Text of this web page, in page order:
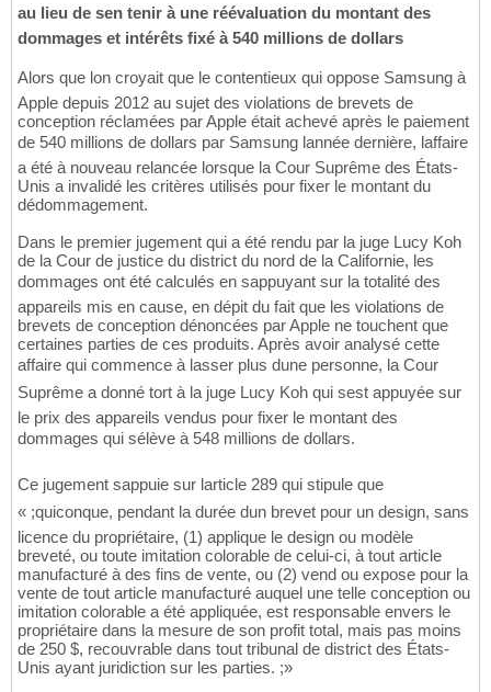
au lieu de sen tenir à une réévaluation du montant des
dommages et intérêts fixé à 540 millions de dollars
Alors que lon croyait que le contentieux qui oppose Samsung à
Apple depuis 2012 au sujet des violations de brevets de
conception réclamées par Apple était achevé après le paiement
de 540 millions de dollars par Samsung lannée dernière, laffaire
a été à nouveau relancée lorsque la Cour Suprême des États-
Unis a invalidé les critères utilisés pour fixer le montant du
dédommagement.
Dans le premier jugement qui a été rendu par la juge Lucy Koh
de la Cour de justice du district du nord de la Californie, les
dommages ont été calculés en sappuyant sur la totalité des
appareils mis en cause, en dépit du fait que les violations de
brevets de conception dénoncées par Apple ne touchent que
certaines parties de ces produits. Après avoir analysé cette
affaire qui commence à lasser plus dune personne, la Cour
Suprême a donné tort à la juge Lucy Koh qui sest appuyée sur
le prix des appareils vendus pour fixer le montant des
dommages qui sélève à 548 millions de dollars.
Ce jugement sappuie sur larticle 289 qui stipule que
« ;quiconque, pendant la durée dun brevet pour un design, sans
licence du propriétaire, (1) applique le design ou modèle
breveté, ou toute imitation colorable de celui-ci, à tout article
manufacturé à des fins de vente, ou (2) vend ou expose pour la
vente de tout article manufacturé auquel une telle conception ou
imitation colorable a été appliquée, est responsable envers le
propriétaire dans la mesure de son profit total, mais pas moins
de 250 $, recouvrable dans tout tribunal de district des États-
Unis ayant juridiction sur les parties. ;»